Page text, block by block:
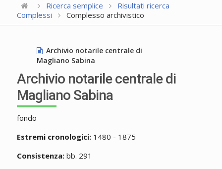
Ricerca semplice
Risultati ricerca
Complessi
Complesso archivistico
Archivio notarile centrale di
Magliano Sabina
Archivio notarile centrale di
Magliano Sabina
fondo
Estremi cronologici:1480 - 1875
Consistenza:bb. 291